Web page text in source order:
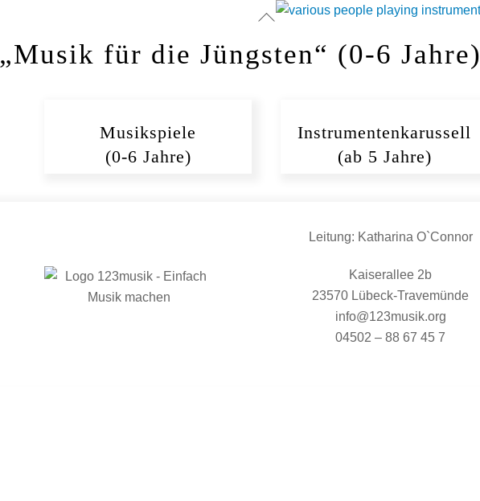
„Musik für die Jüngsten“ (0-6 Jahre)
Musikspiele
(0-6 Jahre)
Instrumentenkarussell
(ab 5 Jahre)
Back
Top
Leitung: Katharina O`Connor
Kaiserallee 2b
23570 Lübeck-Travemünde
info@123musik.org
04502 – 88 67 45 7